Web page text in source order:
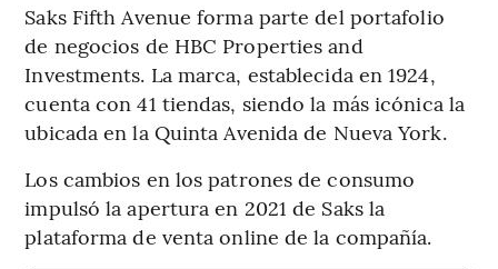
Saks Fifth Avenue forma parte del portafolio
de negocios de HBC Properties and
Investments. La marca, establecida en 1924,
cuenta con 41 tiendas, siendo la más icónica la
ubicada en la Quinta Avenida de Nueva York.
Los cambios en los patrones de consumo
impulsó la apertura en 2021 de Saks la
plataforma de venta online de la compañía.